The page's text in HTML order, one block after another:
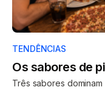
TENDÊNCIAS
Os sabores de
Três sabores